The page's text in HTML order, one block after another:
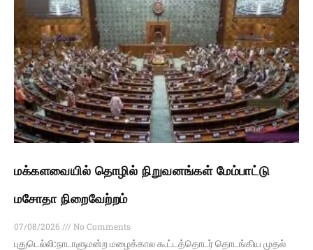
மக்களவையில் தொழில் நிறுவனங்கள் மேம்பாட்டு
மசோதா நிறைவேற்றம்
07/08/2026
No Comments
புதுடெல்லி:நாடாளுமன்ற மழைக்கால கூட்டத்தொடர் தொடங்கிய முதல்